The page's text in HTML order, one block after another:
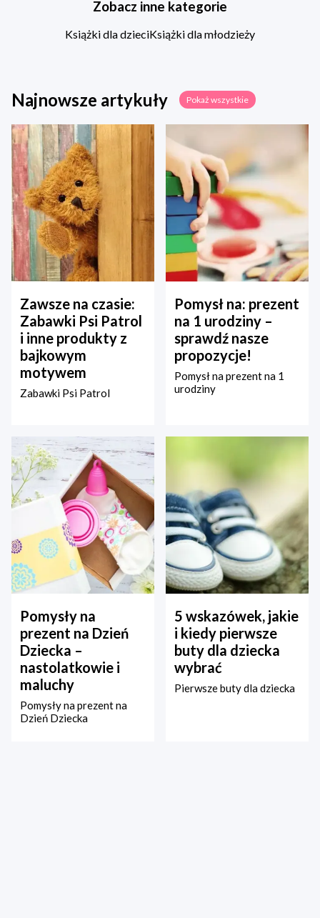
Zobacz inne kategorie
Książki dla dzieciKsiążki dla młodzieży
Najnowsze artykuły Pokaż wszystkie
Zawsze na czasie:
Zabawki Psi Patrol
i inne produkty z
bajkowym
motywem
Zabawki Psi Patrol
Pomysł na: prezent
na 1 urodziny –
sprawdź nasze
propozycje!
Pomysł na prezent na 1
urodziny
Pomysły na
prezent na Dzień
Dziecka –
nastolatkowie i
maluchy
Pomysły na prezent na
Dzień Dziecka
5 wskazówek, jakie
i kiedy pierwsze
buty dla dziecka
wybrać
Pierwsze buty dla dziecka